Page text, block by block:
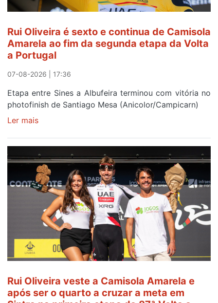
Rui Oliveira é sexto e continua de Camisola
Amarela ao fim da segunda etapa da Volta
a Portugal
07-08-2026 | 17:36
Etapa entre Sines a Albufeira terminou com vitória no
photofinish de Santiago Mesa (Anicolor/Campicarn)
Ler mais
é
sexto
e
continua
Camisola
Amarela
ao
da
etapa
da
Rui Oliveira veste a Camisola Amarela e
após ser o quarto a cruzar a meta em